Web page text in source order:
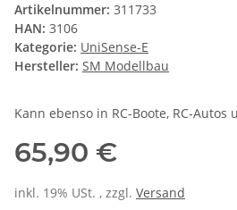
Artikelnummer: 311733
HAN: 3106
Kategorie: UniSense-E
Hersteller: SM Modellbau
Kann ebenso in RC-Boote, RC-
65,90 €
inkl. 19% USt. , zzgl. Versand